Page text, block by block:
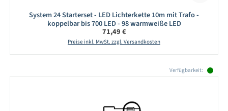
System 24 Starterset - LED Lichterkette 10m mit Trafo -
koppelbar bis 700 LED - 98 warmweiße LED
Regulärer Preis:
71,49 €
Preise inkl. MwSt. zzgl. Versandkosten
Verfügbarkeit: